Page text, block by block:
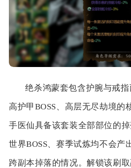
绝杀鸿蒙套包含护腕与戒
高护甲BOSS、高层无尽劫境的
手医仙具备该套装全部部位的掉
世界BOSS、赛季试炼均不会产
跨副本掉落的情况。解锁该刷